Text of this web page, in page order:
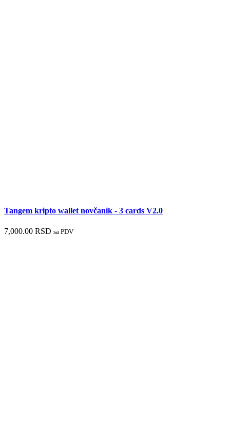
Tangem kripto wallet novčanik - 3 cards V2.0
7,000.00 RSD sa PDV